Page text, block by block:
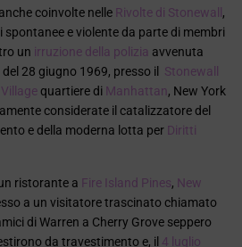
coinvolte nelle Rivolte di Stonewall ,
e violente da parte di membri
un irruzione della polizia avvenuta
28 giugno 1969, presso il
Stonewall
quartiere di Manhattan, New York
considerate il catalizzatore del
e della moderna lotta per Diritti
ristorante a Fire Island Pines, New
a un visitatore trascinato chiamato
di Warren a Cherry Grove seppero
da travestimento e, il 4 luglio